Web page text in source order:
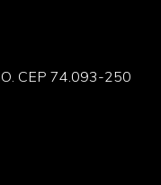
CEP 74.093-250